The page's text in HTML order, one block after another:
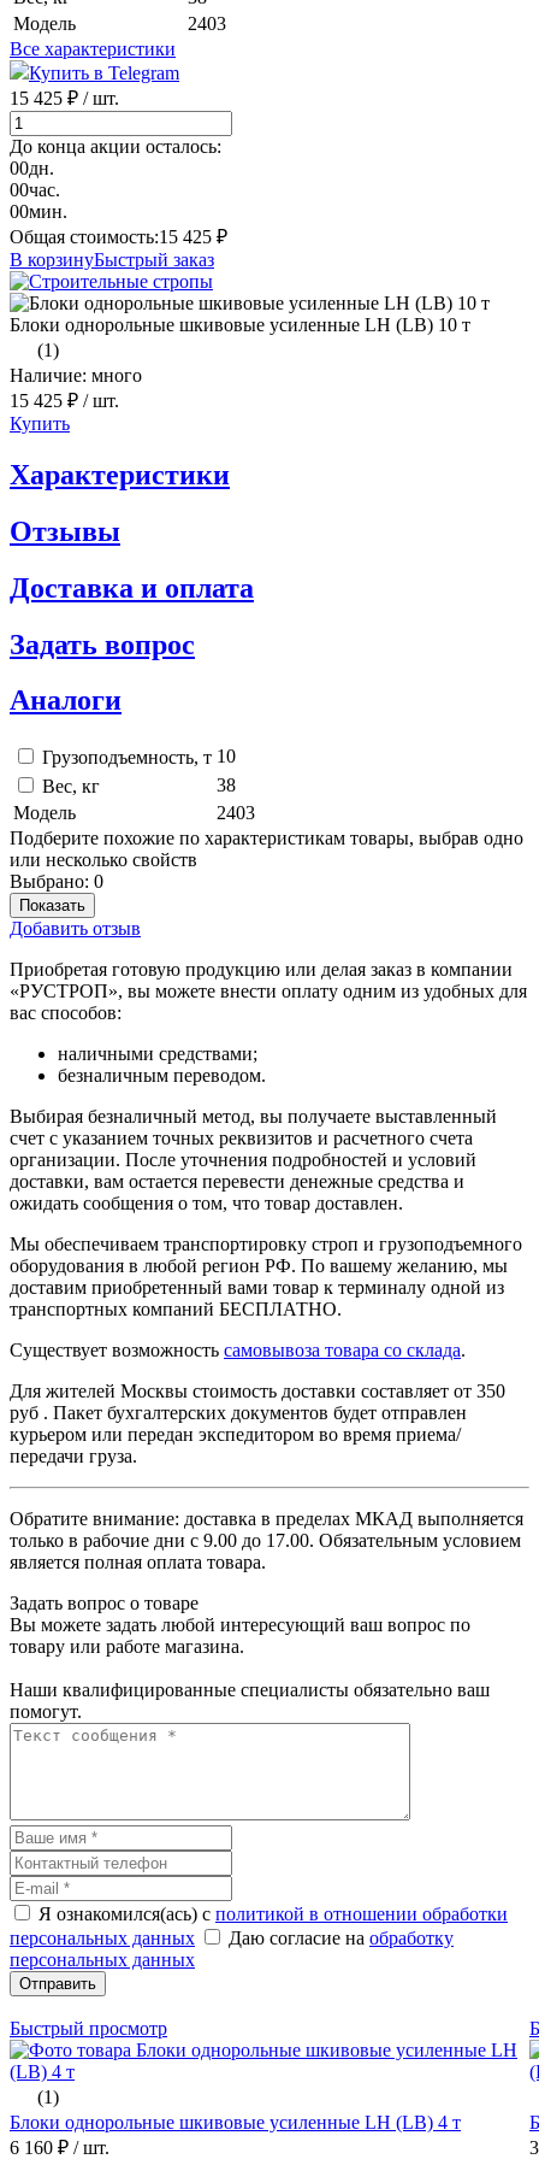
Модель
2403
Все характеристики
Купить в Telegram
15 425 ₽ / шт.
До конца акции осталось:
00дн.
00час.
00мин.
Общая стоимость:15 425 ₽
В корзинуБыстрый заказ
Блоки однорольные шкивовые усиленные LH (LB) 10 т
(1)
Наличие: много
15 425 ₽ / шт.
Купить
Характеристики
Отзывы
Доставка и оплата
Задать вопрос
Аналоги
Грузоподъемность, т 10
Вес, кг
38
Модель
2403
Подберите похожие по характеристикам товары, выбрав одно
или несколько свойств
Выбрано: 0
Показать
Добавить отзыв
Приобретая готовую продукцию или делая заказ в компании
«РУСТРОП», вы можете внести оплату одним из удобных для
вас способов:
наличными средствами;
безналичным переводом.
Выбирая безналичный метод, вы получаете выставленный
счет с указанием точных реквизитов и расчетного счета
организации. После уточнения подробностей и условий
доставки, вам остается перевести денежные средства и
ожидать сообщения о том, что товар доставлен.
Мы обеспечиваем транспортировку строп и грузоподъемного
оборудования в любой регион РФ. По вашему желанию, мы
доставим приобретенный вами товар к терминалу одной из
транспортных компаний БЕСПЛАТНО.
Существует возможность самовывоза товара со склада.
Для жителей Москвы стоимость доставки составляет от 350
руб . Пакет бухгалтерских документов будет отправлен
курьером или передан экспедитором во время приема/
передачи груза.
Обратите внимание: доставка в пределах МКАД выполняется
только в рабочие дни с 9.00 до 17.00. Обязательным условием
является полная оплата товара.
Задать вопрос о товаре
Вы можете задать любой интересующий ваш вопрос по
товару или работе магазина.
Наши квалифицированные специалисты обязательно ваш
помогут.
Я ознакомился(ась) с политикой в отношении обработки
персональных данных
Даю согласие на обработку
персональных данных
Отправить
Быстрый просмотр
(1)
Блоки однорольные шкивовые усиленные LH (LB) 4 т
6 160 ₽ / шт.